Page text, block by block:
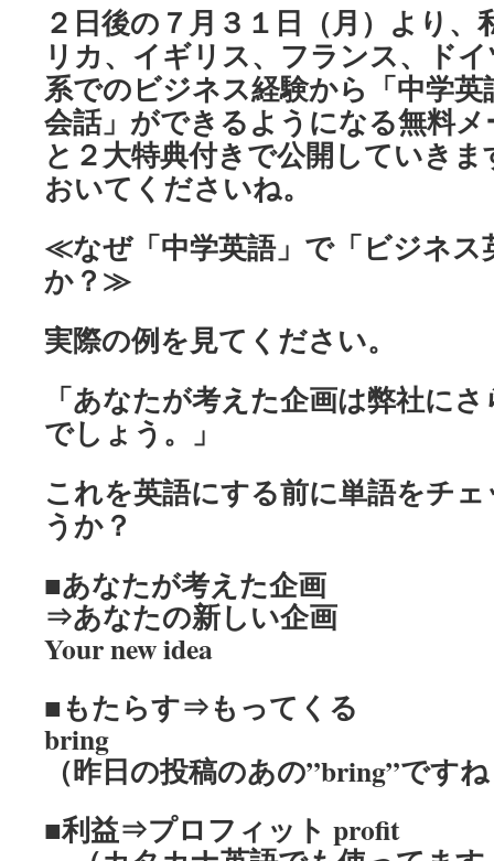
２日後の７月３１日（月）より
リカ、イギリス、フランス、ド
系でのビジネス経験から「中学
会話」ができるようになる無料
と２大特典付きで公開していき
おいてくださいね。
≪なぜ「中学英語」で「ビジネス
か？≫
実際の例を見てください。
「あなたが考えた企画は弊社に
でしょう。」
これを英語にする前に単語をチ
うか？
■あなたが考えた企画
⇒あなたの新しい企画
Your new idea
■もたらす⇒もってくる
bring
（昨日の投稿のあの”bring”です
■利益⇒プロフィット profit